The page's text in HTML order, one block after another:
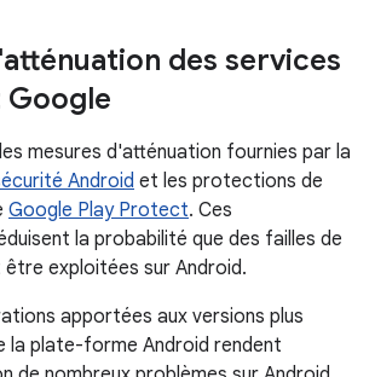
des services
mesures d'atténuation fournies par la
Android et les protections de
Google Play Protect. Ces
la probabilité que des failles de
exploitées sur Android.
apportées aux versions plus
la plate-forme Android rendent